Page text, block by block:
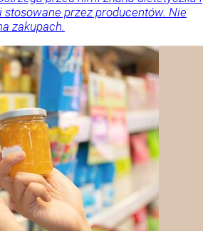
przez producentów. Nie
zakupach.